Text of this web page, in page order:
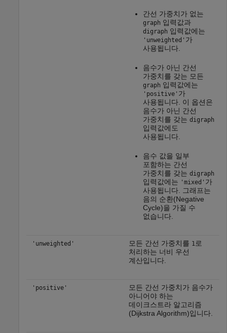
간선 가중치가 없는
graph 입력값과
digraph 입력값에는
'unweighted' 가
사용됩니다.
음수가 아닌 간선
가중치를 갖는 모든
graph 입력값에는
'positive' 가
사용됩니다. 이 옵션은
음수가 아닌 간선
가중치를 갖는 digraph
입력값에도
사용됩니다.
음수 값을 일부
포함하는 간선
가중치를 갖는 digraph
입력값에는 'mixed' 가
사용됩니다. 그래프는
음의 순환(Negative
Cycle)을 가질 수
없습니다.
'unweighted' 모든 간선 가중치를 1로
처리하는 너비 우선
계산입니다.
'positive'
모든 간선 가중치가 음수가
아니어야 하는
데이크스트라 알고리즘
(Dijkstra Algorithm)입니다.